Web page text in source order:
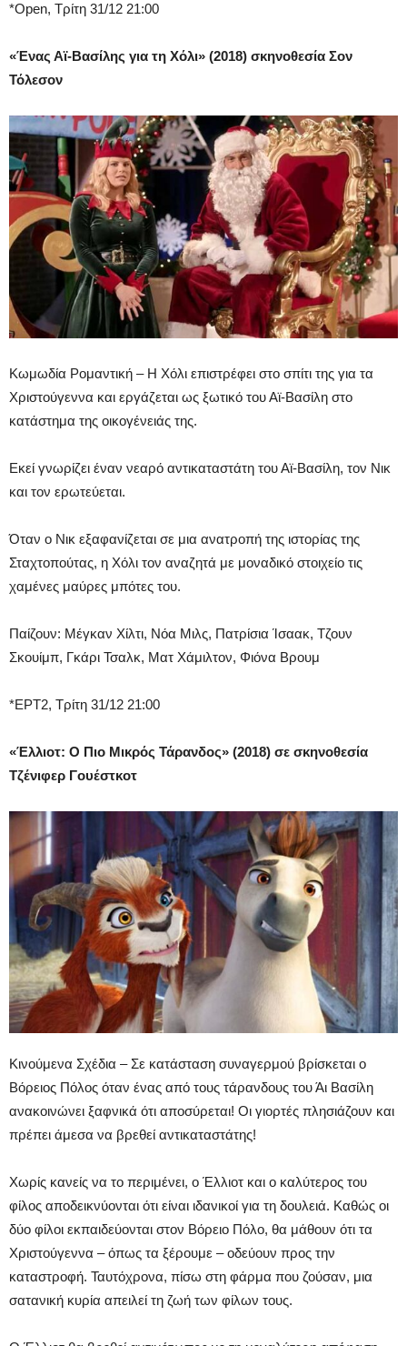
*Open, Τρίτη 31/12 21:00
«Ένας Αϊ-Βασίλης για τη Χόλι» (2018) σκηνοθεσία Σον
Τόλεσον
Κωμωδία Ρομαντική – Η Χόλι επιστρέφει στο σπίτι της για τα
Χριστούγεννα και εργάζεται ως ξωτικό του Αϊ-Βασίλη στο
κατάστημα της οικογένειάς της.
Εκεί γνωρίζει έναν νεαρό αντικαταστάτη του Αϊ-Βασίλη, τον Νικ
και τον ερωτεύεται.
Όταν ο Νικ εξαφανίζεται σε μια ανατροπή της ιστορίας της
Σταχτοπούτας, η Χόλι τον αναζητά με μοναδικό στοιχείο τις
χαμένες μαύρες μπότες του.
Παίζουν: Μέγκαν Χίλτι, Νόα Μιλς, Πατρίσια Ίσαακ, Τζουν
Σκουίμπ, Γκάρι Τσαλκ, Ματ Χάμιλτον, Φιόνα Βρουμ
*ΕΡΤ2, Τρίτη 31/12 21:00
«Έλλιοτ: Ο Πιο Μικρός Τάρανδος» (2018) σε σκηνοθεσία
Τζένιφερ Γουέστκοτ
Κινούμενα Σχέδια – Σε κατάσταση συναγερμού βρίσκεται ο
Βόρειος Πόλος όταν ένας από τους τάρανδους του Άι Βασίλη
ανακοινώνει ξαφνικά ότι αποσύρεται! Οι γιορτές πλησιάζουν και
πρέπει άμεσα να βρεθεί αντικαταστάτης!
Χωρίς κανείς να το περιμένει, ο Έλλιοτ και ο καλύτερος του
φίλος αποδεικνύονται ότι είναι ιδανικοί για τη δουλειά. Καθώς οι
δύο φίλοι εκπαιδεύονται στον Βόρειο Πόλο, θα μάθουν ότι τα
Χριστούγεννα – όπως τα ξέρουμε – οδεύουν προς την
καταστροφή. Ταυτόχρονα, πίσω στη φάρμα που ζούσαν, μια
σατανική κυρία απειλεί τη ζωή των φίλων τους.